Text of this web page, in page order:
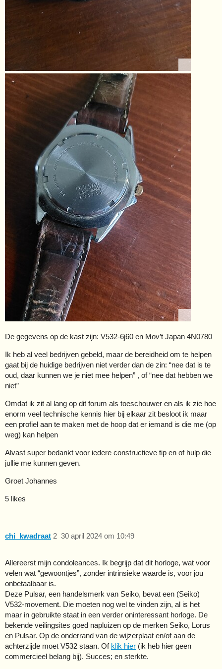
De gegevens op de kast zijn: V532-6j60 en Mov’t Japan 4N0780
Ik heb al veel bedrijven gebeld, maar de bereidheid om te helpen
gaat bij de huidige bedrijven niet verder dan de zin: “nee dat is te
oud, daar kunnen we je niet mee helpen” , of “nee dat hebben we
niet”
Omdat ik zit al lang op dit forum als toeschouwer en als ik zie hoe
enorm veel technische kennis hier bij elkaar zit besloot ik maar
een profiel aan te maken met de hoop dat er iemand is die me (op
weg) kan helpen
Alvast super bedankt voor iedere constructieve tip en of hulp die
jullie me kunnen geven.
Groet Johannes
5 likes
chi_kwadraat 30 april 2024 om 10:49
2
Allereerst mijn condoleances. Ik begrijp dat dit horloge, wat voor
velen wat “gewoontjes”, zonder intrinsieke waarde is, voor jou
onbetaalbaar is.
Deze Pulsar, een handelsmerk van Seiko, bevat een (Seiko)
V532-movement. Die moeten nog wel te vinden zijn, al is het
maar in gebruikte staat in een verder oninteressant horloge. De
bekende veilingsites goed napluizen op de merken Seiko, Lorus
en Pulsar. Op de onderrand van de wijzerplaat en/of aan de
achterzijde moet V532 staan. Of klik hier (ik heb hier geen
commercieel belang bij). Succes; en sterkte.